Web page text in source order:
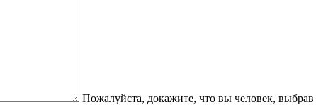
Пожалуйста, докажите, что вы человек, выбрав